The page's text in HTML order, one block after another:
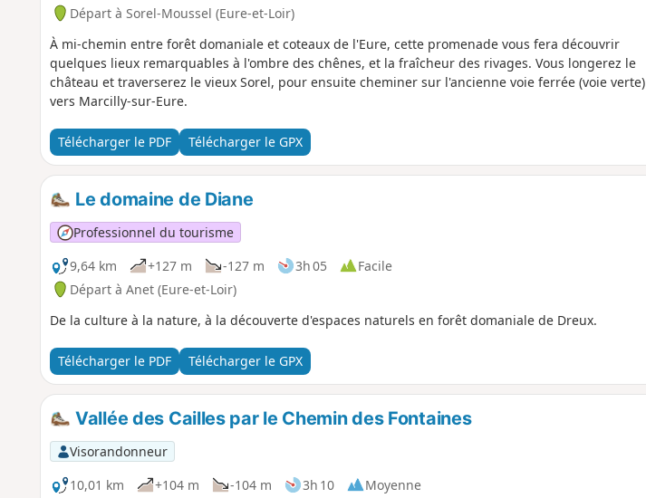
Départ à Sorel-Moussel (Eure-et-Loir)
À mi-chemin entre forêt domaniale et coteaux de l'Eure, cette promenade vous fera découvrir
quelques lieux remarquables à l'ombre des chênes, et la fraîcheur des rivages. Vous longerez le
château et traverserez le vieux Sorel, pour ensuite cheminer sur l'ancienne voie ferrée (voie verte)
vers Marcilly-sur-Eure.
Télécharger le PDF Télécharger le GPX
Le domaine de Diane
Professionnel du tourisme
9,64 km
+127 m -127 m 3h 05
Facile
Départ à Anet (Eure-et-Loir)
De la culture à la nature, à la découverte d'espaces naturels en forêt domaniale de Dreux.
Télécharger le PDF Télécharger le GPX
Vallée des Cailles par le Chemin des Fontaines
Visorandonneur
10,01 km
+104 m -104 m 3h 10
Moyenne